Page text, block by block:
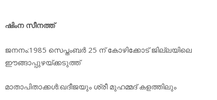
ഷിംന സീനത്ത്
ജനനം:1985 സെപ്തംബര്‍ 25 ന് കോഴിക്കോട് ജില്ലയിലെ
ഈങ്ങാപ്പുഴയ്ക്കടുത്ത്
മാതാപിതാക്കള്‍:ഖദീജയും ശ്രീ മുഹമ്മദ് കളത്തിലും